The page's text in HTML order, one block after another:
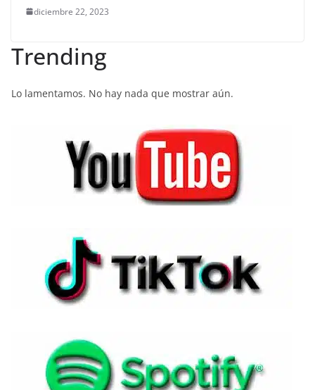
diciembre 22, 2023
Trending
Lo lamentamos. No hay nada que mostrar aún.